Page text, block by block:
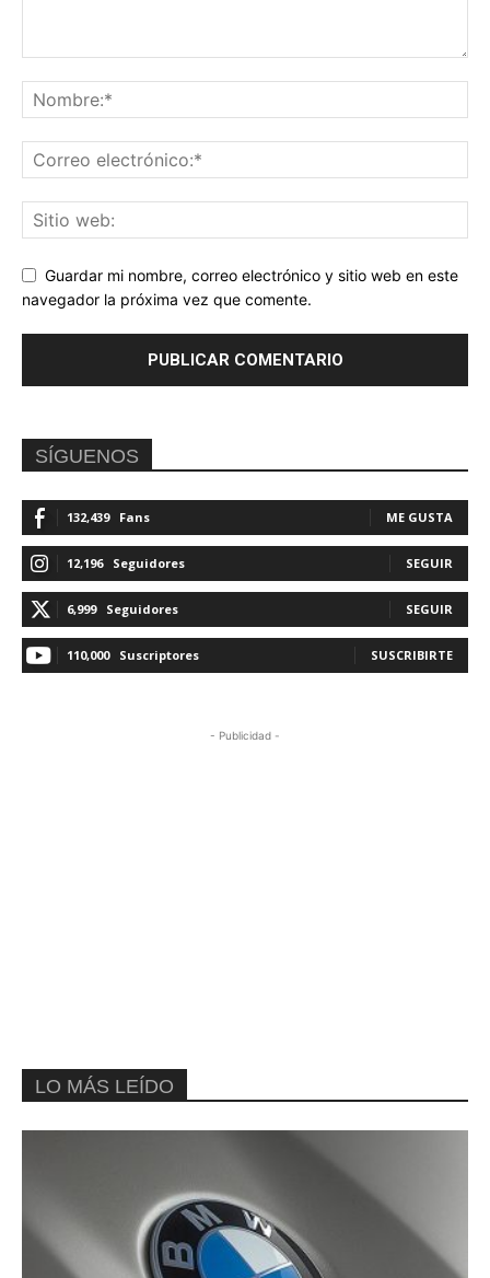
Guardar mi nombre, correo electrónico y sitio web en este
navegador la próxima vez que comente.
SÍGUENOS
132,439 Fans ME GUSTA
12,196 Seguidores SEGUIR
6,999 Seguidores SEGUIR
110,000 Suscriptores SUSCRIBIRTE
- Publicidad -
LO MÁS LEÍDO